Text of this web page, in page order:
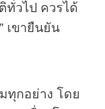
ทั่วไป ควรได้
เขายืนยัน
ทุกอย่าง โดย